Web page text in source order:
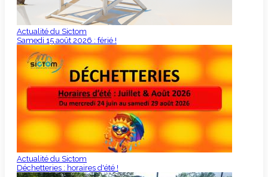
Actualité du Sictom
Samedi 15 août 2026 : férié !
Actualité du Sictom
Déchetteries : horaires d'été !